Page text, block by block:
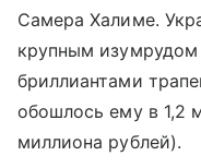
Самера Халиме.
крупным
бриллиантами
обошлось ему в 1,2
миллиона рублей).